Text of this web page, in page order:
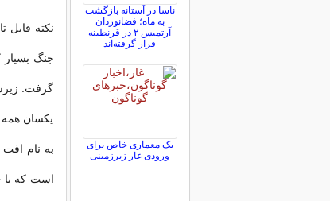
نکته قابل
جنگ بسیار
گرفت.
یکسان همه
به نام
است که با
ناسا در آستانه بازگشت
به ماه؛ فضانوردان
آرتمیس ۲ در قرنطینه
قرار گرفته‌اند
یک معماری خاص برای
ورودی غار زیرزمینی